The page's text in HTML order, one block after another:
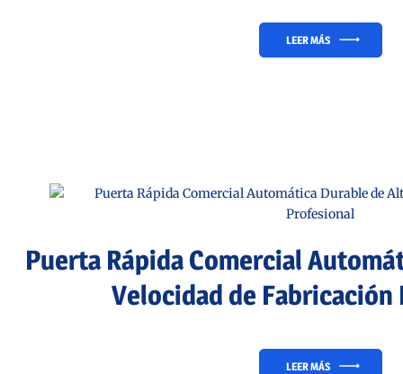
LEER MÁS
Puerta Rápida Comercial
Velocidad de
LEER MÁS